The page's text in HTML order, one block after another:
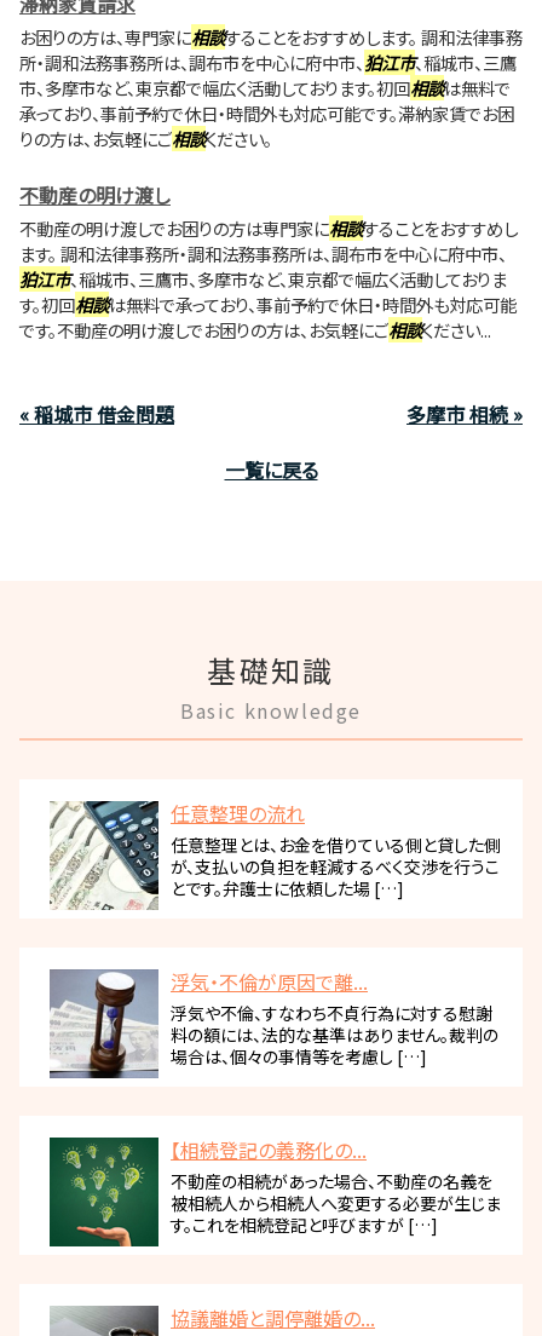
お困りの方は、専門家に相談することをおすすめします。 調和法律事務
所・調和法務事務所は、調布市を中心に府中市、狛江市、稲城市、三鷹
市、多摩市など、東京都で幅広く活動しております。初回相談は無料で
承っており、事前予約で休日・時間外も対応可能です。滞納家賃でお困
りの方は、お気軽にご相談ください。
不動産の明け渡し
不動産の明け渡しでお困りの方は専門家に相談することをおすすめし
ます。 調和法律事務所・調和法務事務所は、調布市を中心に府中市、
狛江市、稲城市、三鷹市、多摩市など、東京都で幅広く活動しておりま
す。初回相談は無料で承っており、事前予約で休日・時間外も対応可能
です。不動産の明け渡しでお困りの方は、お気軽にご相談ください...
« 稲城市 借金問題
多摩市 相続 »
一覧に戻る
基礎知識
Basic knowledge
任意整理の流れ
任意整理とは、お金を借りている側と貸した側
が、支払いの負担を軽減するべく交渉を行うこ
とです。弁護士に依頼した場 […]
浮気・不倫が原因で離...
浮気や不倫、すなわち不貞行為に対する慰謝
料の額には、法的な基準はありません。裁判の
場合は、個々の事情等を考慮し […]
【相続登記の義務化の...
不動産の相続があった場合、不動産の名義を
被相続人から相続人へ変更する必要が生じま
す。これを相続登記と呼びますが […]
協議離婚と調停離婚の...